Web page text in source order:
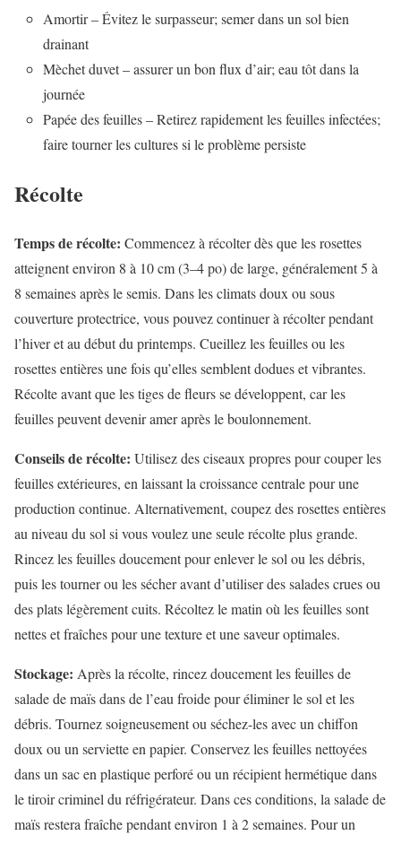
Amortir – Évitez le surpasseur; semer dans un sol bien
drainant
Mèchet duvet – assurer un bon flux d’air; eau tôt dans la
journée
Papée des feuilles – Retirez rapidement les feuilles infectées;
faire tourner les cultures si le problème persiste
Récolte
Temps de récolte: Commencez à récolter dès que les rosettes
atteignent environ 8 à 10 cm (3–4 po) de large, généralement 5 à
8 semaines après le semis. Dans les climats doux ou sous
couverture protectrice, vous pouvez continuer à récolter pendant
l’hiver et au début du printemps. Cueillez les feuilles ou les
rosettes entières une fois qu’elles semblent dodues et vibrantes.
Récolte avant que les tiges de fleurs se développent, car les
feuilles peuvent devenir amer après le boulonnement.
Conseils de récolte: Utilisez des ciseaux propres pour couper les
feuilles extérieures, en laissant la croissance centrale pour une
production continue. Alternativement, coupez des rosettes entières
au niveau du sol si vous voulez une seule récolte plus grande.
Rincez les feuilles doucement pour enlever le sol ou les débris,
puis les tourner ou les sécher avant d’utiliser des salades crues ou
des plats légèrement cuits. Récoltez le matin où les feuilles sont
nettes et fraîches pour une texture et une saveur optimales.
Stockage: Après la récolte, rincez doucement les feuilles de
salade de maïs dans de l’eau froide pour éliminer le sol et les
débris. Tournez soigneusement ou séchez-les avec un chiffon
doux ou un serviette en papier. Conservez les feuilles nettoyées
dans un sac en plastique perforé ou un récipient hermétique dans
le tiroir criminel du réfrigérateur. Dans ces conditions, la salade de
maïs restera fraîche pendant environ 1 à 2 semaines. Pour un